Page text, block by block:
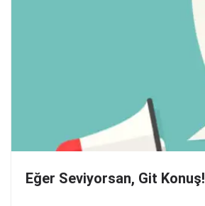
Eğer Seviyorsan, Git Konuş!